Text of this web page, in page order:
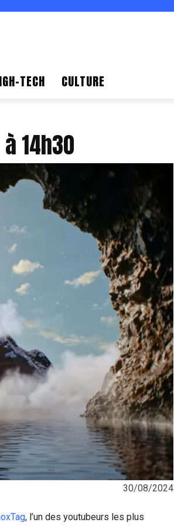
TECH CULTURE
14h30
30/08/2024
, l’un des youtubeurs les plus